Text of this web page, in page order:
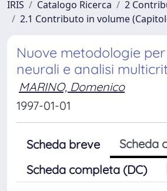
IRIS Catalogo Ricerca
2
2.1 Contributo in volume
Nuove metodologie per
neurali e analisi
MARINO, Domenico
1997-01-01
Scheda breve
Scheda
Scheda completa (DC)